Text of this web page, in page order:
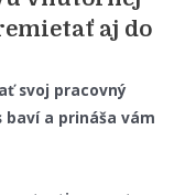
aj do
svoj pracovný
a prináša vám